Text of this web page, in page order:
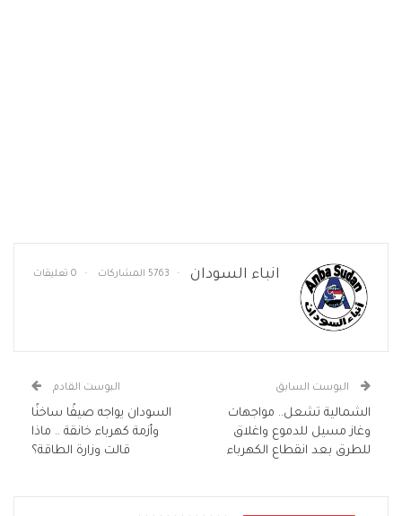
انباء السودان 5763 المشاركات 0 تعليقات
البوست السابق
الشمالية تشعل.. مواجهات
وغاز مسيل للدموع واغلاق
للطرق بعد انقطاع الكهرباء
البوست القادم
السودان يواجه صيفًا ساخنًا
وأزمة كهرباء خانقة .. ماذا
قالت وزارة الطاقة؟